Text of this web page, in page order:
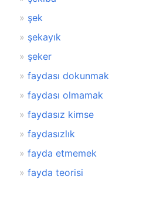
şek
şekayık
şeker
faydası dokunmak
faydası olmamak
faydasız kimse
faydasızlık
fayda etmemek
fayda teorisi